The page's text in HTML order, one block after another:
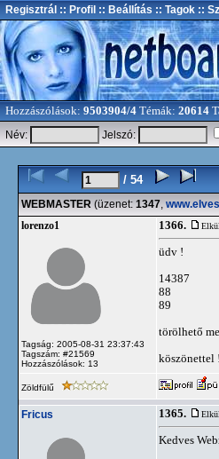
Regisztrál :: Profil :: Beállítás :: Tagok ::
Hozzászólások: 9503904/4 Témák: 20614
Név:
Jelszó:
/ 54
WEBMASTER (üzenet: 1347,
lorenzo1
Tagság: 2005-08-31 23:37:43
Tagszám: #21569
Hozzászólások: 13
1366.
üdv !
14387
88
89
törölhető
köszönettel
Zöldfülű
Fricus 1365.
Kedves